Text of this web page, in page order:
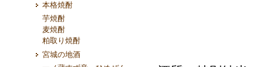
本格焼酎
芋焼酎
麦焼酎
粕取り焼酎
宮城の地酒